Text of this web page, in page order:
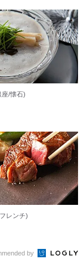
座/懐石)
レンチ)
by